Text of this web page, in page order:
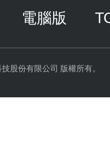
電腦版
股份有限公司 版權所有。